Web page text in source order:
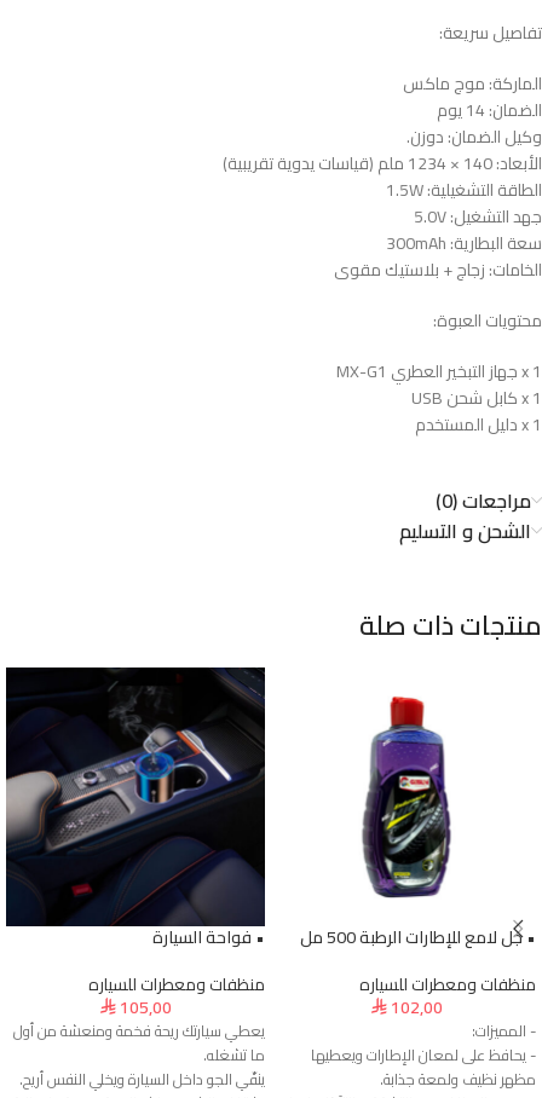
تفاصيل سريعة:
الماركة: موج ماكس
الضمان: 14 يوم
وكيل الضمان: دوزن.
الأبعاد: ‎1234 × 140 ملم (قياسات يدوية تقريبية)
الطاقة التشغيلية: 1.5W
جهد التشغيل: 5.0V
سعة البطارية: 300mAh
الخامات: زجاج + بلاستيك مقوى
محتويات العبوة:
1 x جهاز التبخير العطري MX-G1
1 x كابل شحن USB
1 x دليل المستخدم
مراجعات (0)
الشحن و التسليم
منتجات ذات صلة
• جل لامع للإطارات الرطبة 500 مل
منظفات ومعطرات للسياره
⃁102,00
- المميزات:
- يحافظ على لمعان الإطارات ويعطيها
مظهر نظيف ولمعة جذابة.
• فواحة السيارة
منظفات ومعطرات للسياره
⃁105,00
يعطي سيارتك ريحة فخمة ومنعشة من أول
ما تشغله.
ينقّي الجو داخل السيارة ويخلي النفس أريح.